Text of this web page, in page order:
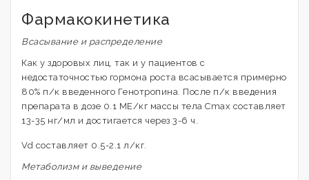
Фармакокинетика
Всасывание и распределение
Как у здоровых лиц, так и у пациентов с
недостаточностью гормона роста всасывается примерно
80% п/к введенного Генотропина. После п/к введения
препарата в дозе 0.1 МЕ/кг массы тела Cmax составляет
13-35 нг/мл и достигается через 3-6 ч.
Vd составляет 0.5-2.1 л/кг.
Метаболизм и выведение